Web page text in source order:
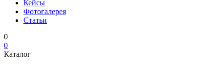
Кейсы
Фотогалерея
Статьи
0
0
Каталог